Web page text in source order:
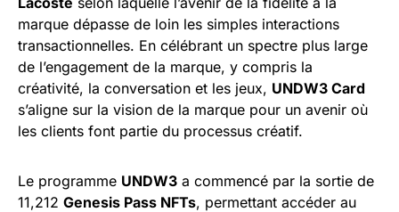
marque dépasse de loin les simples interactions
transactionnelles. En célébrant un spectre plus large
de l’engagement de la marque, y compris la
créativité, la conversation et les jeux, UNDW3 Card
s’aligne sur la vision de la marque pour un avenir où
les clients font partie du processus créatif.
Le programme UNDW3 a commencé par la sortie de
11,212 Genesis Pass NFTs, permettant accéder au